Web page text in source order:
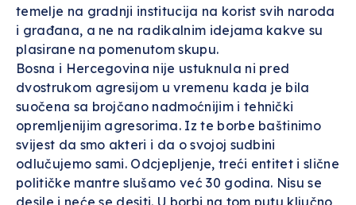
temelje na gradnji institucija na korist svih naroda
i građana, a ne na radikalnim idejama kakve su
plasirane na pomenutom skupu.
Bosna i Hercegovina nije ustuknula ni pred
dvostrukom agresijom u vremenu kada je bila
suočena sa brojčano nadmoćnijim i tehnički
opremljenijim agresorima. Iz te borbe baštinimo
svijest da smo akteri i da o svojoj sudbini
odlučujemo sami. Odcjepljenje, treći entitet i slične
političke mantre slušamo već 30 godina. Nisu se
desile i neće se desiti. U borbi na tom putu ključno